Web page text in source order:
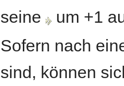
seine um +1
Sofern nach
sind, können